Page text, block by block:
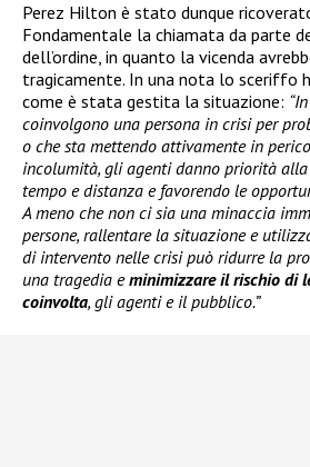
Perez Hilton è stato dunque
Fondamentale la chiamata da parte
dell’ordine, in quanto la vicenda
tragicamente. In una nota lo sceriffo
come è stata gestita la situazione:
coinvolgono una persona in crisi per
o che sta mettendo attivamente in
incolumità, gli agenti danno priorità alla
tempo e distanza e favorendo le
A meno che non ci sia una minaccia
persone, rallentare la situazione e
di intervento nelle crisi può ridurre la
una tragedia eminimizzare il rischio di
coinvolta, gli agenti e il pubblico.”